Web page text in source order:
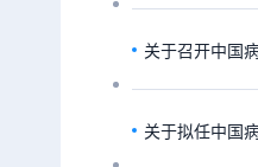
关于召开中国
关于拟任中国